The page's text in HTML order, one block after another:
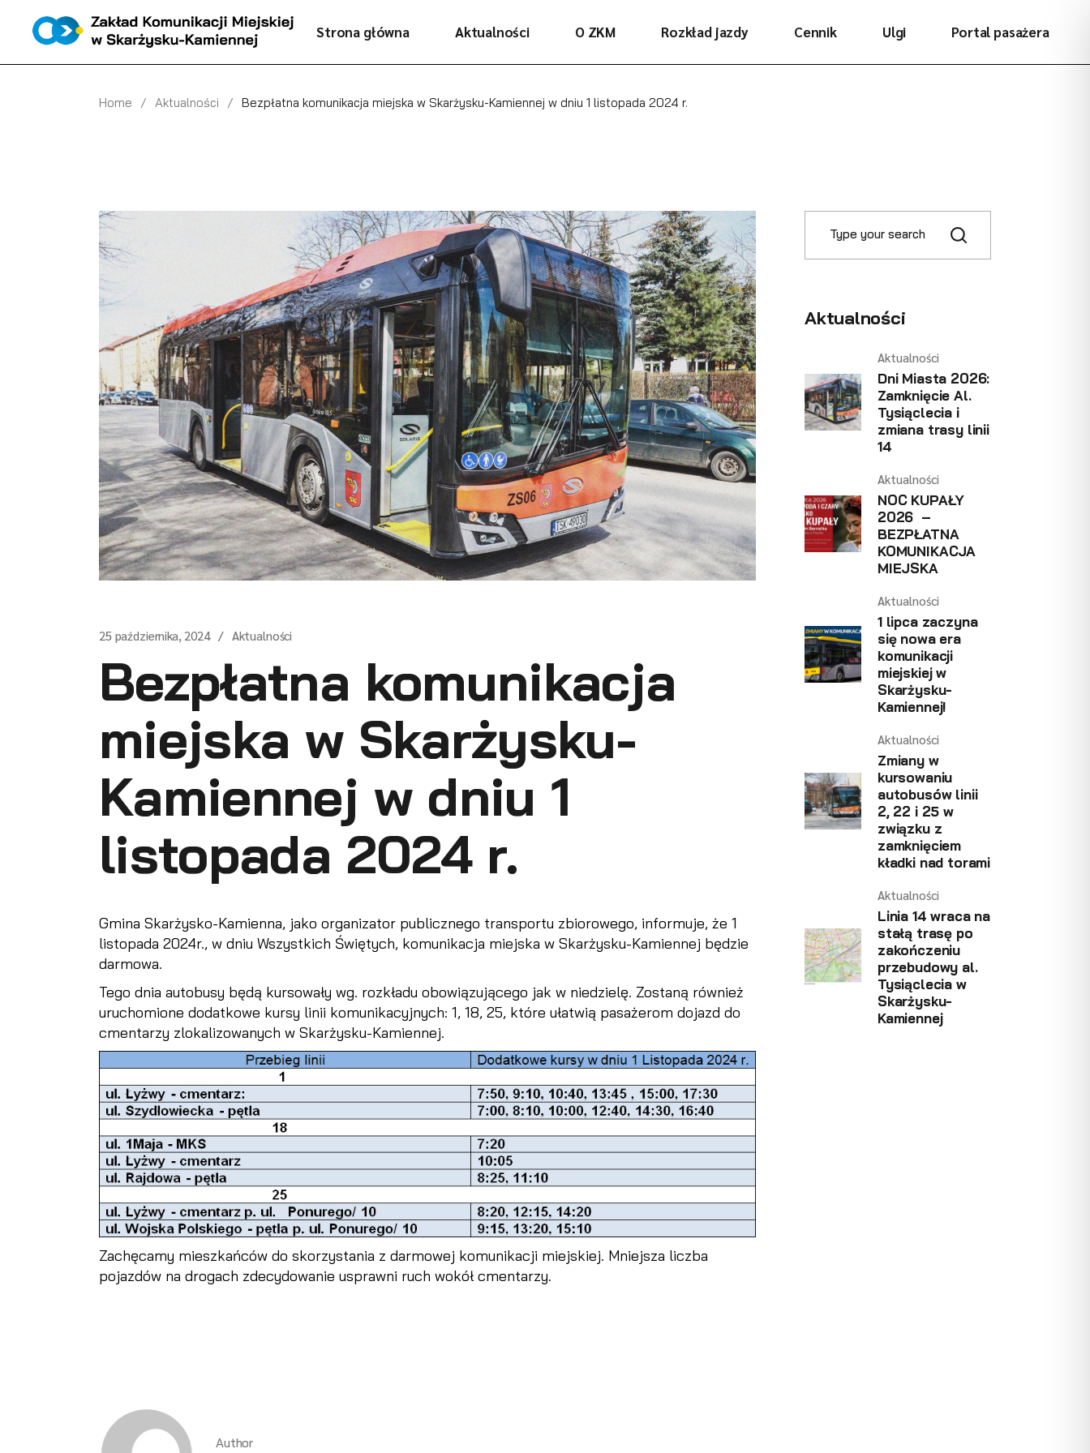
content
Strona główna Aktualności O ZKM Rozkład jazdy Cennik Ulgi Portal pasażera
Home Aktualności Bezpłatna komunikacja miejska w Skarżysku-Kamiennej w dniu 1 listopada 2024 r.
25 października, 2024 Aktualności
Bezpłatna komunikacja
miejska w Skarżysku-
Kamiennej w dniu 1
listopada 2024 r.
Gmina Skarżysko-Kamienna, jako organizator publicznego transportu zbiorowego, informuje, że 1
listopada 2024r., w dniu Wszystkich Świętych, komunikacja miejska w Skarżysku-Kamiennej będzie
darmowa.
Tego dnia autobusy będą kursowały wg. rozkładu obowiązującego jak w niedzielę. Zostaną również
uruchomione dodatkowe kursy linii komunikacyjnych: 1, 18, 25, które ułatwią pasażerom dojazd do
cmentarzy zlokalizowanych w Skarżysku-Kamiennej.
Zachęcamy mieszkańców do skorzystania z darmowej komunikacji miejskiej. Mniejsza liczba
pojazdów na drogach zdecydowanie usprawni ruch wokół cmentarzy.
Author
Aktualności
Aktualności
Dni Miasta 2026:
Zamknięcie Al.
Tysiąclecia i
zmiana trasy linii
14
Aktualności
NOC KUPAŁY
2026 –
BEZPŁATNA
KOMUNIKACJA
MIEJSKA
Aktualności
1 lipca zaczyna
się nowa era
komunikacji
miejskiej w
Skarżysku-
Kamiennej!
Aktualności
Zmiany w
kursowaniu
autobusów linii
2, 22 i 25 w
związku z
zamknięciem
kładki nad torami
Aktualności
Linia 14 wraca na
stałą trasę po
zakończeniu
przebudowy al.
Tysiąclecia w
Skarżysku-
Kamiennej